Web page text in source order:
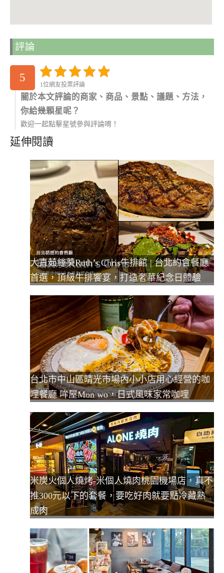
評論
5
1位網友投票評論
關於本文評論的商家、商品、景點、議題、方法，
你給幾顆星呢？
歡迎一起點擊星號參與評論唷！
延伸閱讀
大直茹絲葵Ruth’s Chris牛排館 | 台北約會餐廳
首選，頂級牛排饗宴，打造奢華紀念日體驗
台北市中山區晴光市場內小小店用心經營的咖
哩餐廳 哞屋Mon wo，日式風味家常咖哩
米炭火個人燒烤-米個人燒肉桃園機場店，真不
推300元以下的套餐，要吃好肉就要點冷藏熟
成肉